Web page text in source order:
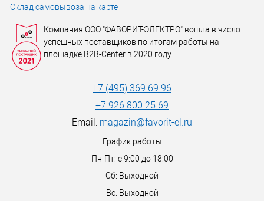
Склад самовывоза на карте
Компания ООО "ФАВОРИТ-ЭЛЕКТРО" вошла в число
успешных поставщиков по итогам работы на
площадке B2B-Center в 2020 году
+7 (495) 369 69 96
+7 926 800 25 69
Email: magazin@favorit-el.ru
График работы
Пн-Пт: с 9:00 до 18:00
Сб: Выходной
Вс: Выходной